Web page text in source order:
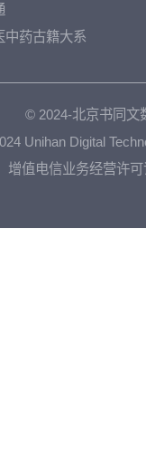
中药古籍大系
© 2024-北京书同文
Unihan Digital
值电信业务经营许